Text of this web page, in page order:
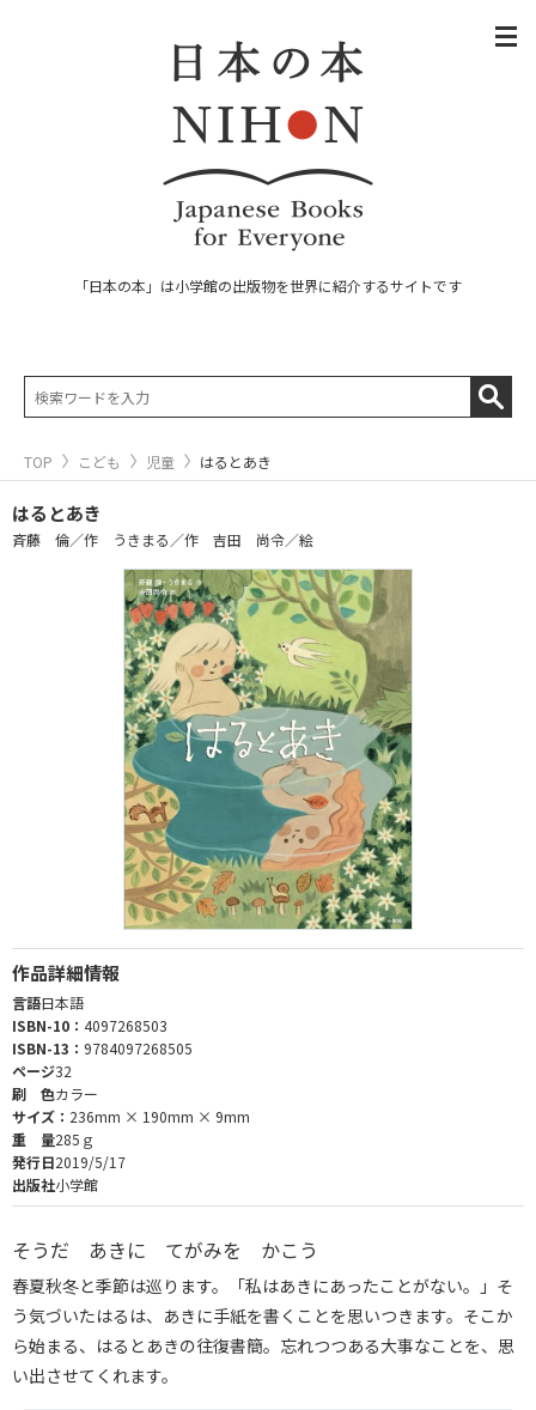
「日本の本」は小学館の出版物を世界に紹介するサイトです
TOP こども 児童 はるとあき
はるとあき
斉藤 倫／作 うきまる／作 吉田 尚令／絵
作品詳細情報
言語日本語
ISBN-10： 4097268503
ISBN-13： 9784097268505
ページ32
刷 色カラー
サイズ： 236mm × 190mm × 9mm
重 量285ｇ
発行日2019/5/17
出版社小学館
そうだ あきに てがみを かこう
春夏秋冬と季節は巡ります。「私はあきにあったことがない。」そ
う気づいたはるは、あきに手紙を書くことを思いつきます。そこか
ら始まる、はるとあきの往復書簡。忘れつつある大事なことを、思
い出させてくれます。